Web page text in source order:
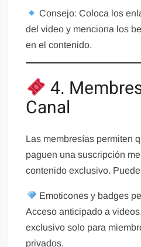
Consejo: Coloca los
del video y menciona los
en el contenido.
4.
Canal
Las membresías permiten
paguen una suscripción
contenido exclusivo.
Emoticones y badges
Acceso anticipado a videos.
exclusivo solo para
privados.